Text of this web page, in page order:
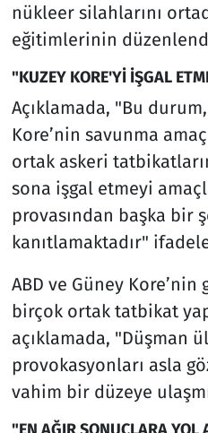
nükleer silahlarını
eğitimlerinin
"KUZEY KORE'Yİ İŞGAL
Açıklamada, "Bu
Kore’nin savunma
ortak askeri
sona işgal etmeyi
provasından başka bir
kanıtlamaktadır"
ABD ve Güney Kore’nin
birçok ortak tatbikat
açıklamada, "Düşman
provokasyonları asla
vahim bir düzeye